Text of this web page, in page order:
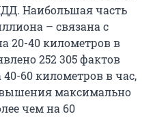
Наибольшая часть
– связана с
20-40 километров в
252 305 фактов
60 километров в час,
максимально
чем на 60